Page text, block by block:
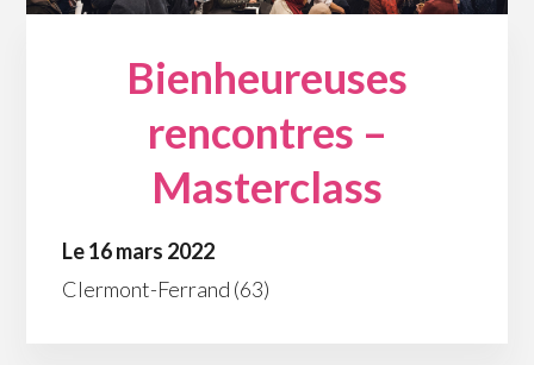
Bienheureuses
rencontres –
Masterclass
Le 16 mars 2022
Clermont-Ferrand (63)